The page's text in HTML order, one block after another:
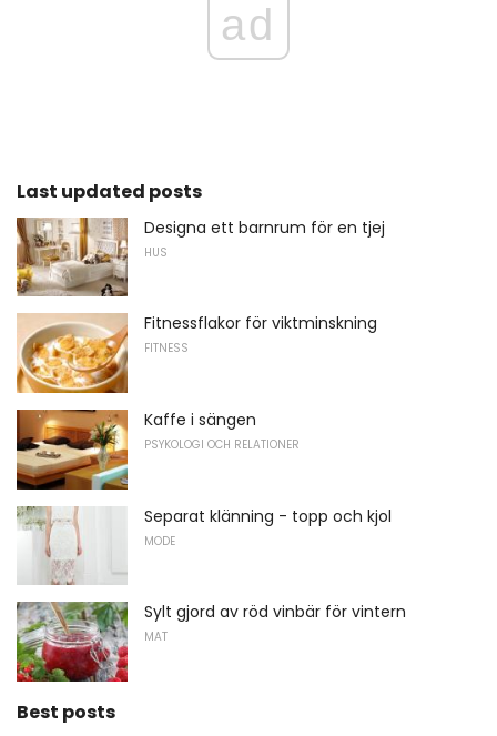
ad
Last updated posts
Designa ett barnrum för en tjej
HUS
Fitnessflakor för viktminskning
FITNESS
Kaffe i sängen
PSYKOLOGI OCH RELATIONER
Separat klänning - topp och kjol
MODE
Sylt gjord av röd vinbär för vintern
MAT
Best posts